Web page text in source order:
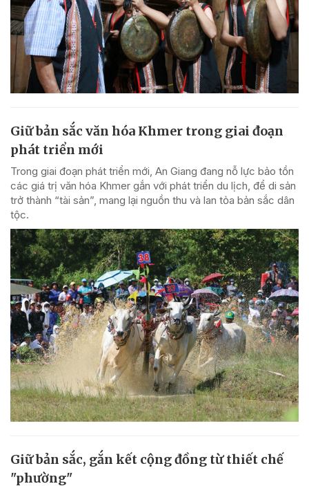
Giữ bản sắc văn hóa Khmer trong giai đoạn
phát triển mới
Trong giai đoạn phát triển mới, An Giang đang nỗ lực bảo tồn
các giá trị văn hóa Khmer gắn với phát triển du lịch, để di sản
trở thành “tài sản”, mang lại nguồn thu và lan tỏa bản sắc dân
tộc.
Giữ bản sắc, gắn kết cộng đồng từ thiết chế
"phường"